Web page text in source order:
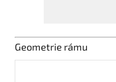
Geometrie rámu